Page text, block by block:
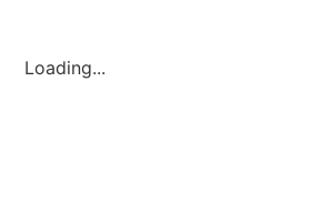
Loading...